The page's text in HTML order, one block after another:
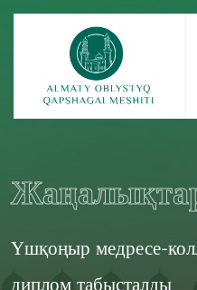
Үшқоңыр медресе-
диплом табысталды